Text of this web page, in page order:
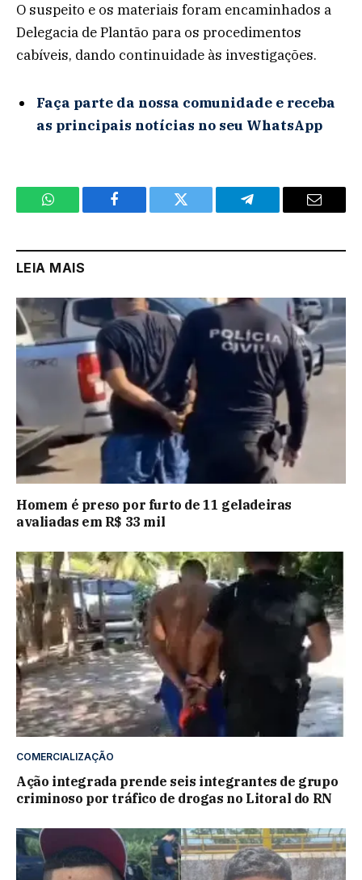
O suspeito e os materiais foram encaminhados a
Delegacia de Plantão para os procedimentos
cabíveis, dando continuidade às investigações.
Faça parte da nossa comunidade e receba
as principais notícias no seu WhatsApp
WhatsApp Facebook Twitter Telegram Email
LEIA MAIS
Homem é preso por furto de 11 geladeiras
avaliadas em R$ 33 mil
COMERCIALIZAÇÃO
Ação integrada prende seis integrantes de grupo
criminoso por tráfico de drogas no Litoral do RN